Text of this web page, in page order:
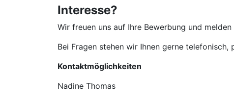
Interesse?
Wir freuen uns auf Ihre Bewerbung und
Bei Fragen stehen wir Ihnen gerne
Kontaktmöglichkeiten
Nadine Thomas